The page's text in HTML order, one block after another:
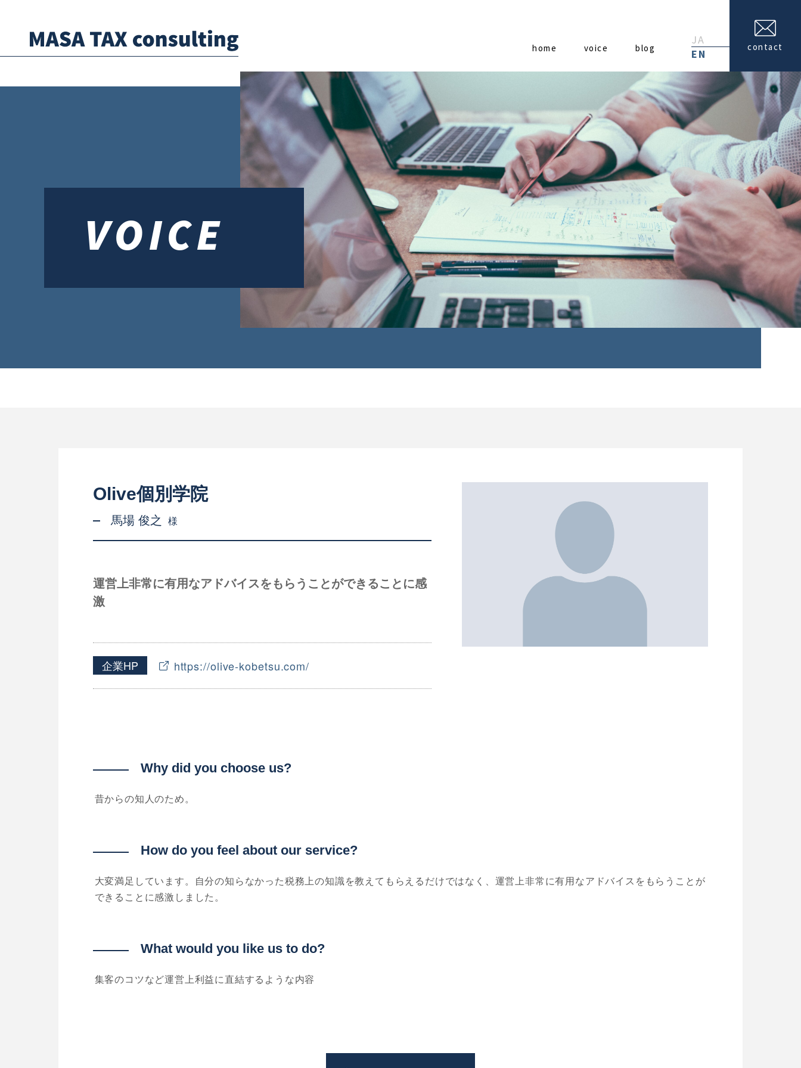
home voice blog
JA
EN
contact
VOICE
Olive個別学院
馬場 俊之 様
運営上非常に有用なアドバイスをもらうことができることに感
激
企業HP https://olive-kobetsu.com/
Why did you choose us?
昔からの知人のため。
How do you feel about our service?
大変満足しています。自分の知らなかった税務上の知識を教えてもらえるだけではなく、運営上非常に有用なアドバイスをもらうことが
できることに感激しました。
What would you like us to do?
集客のコツなど運営上利益に直結するような内容